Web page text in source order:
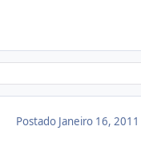
Postado Janeiro 16,